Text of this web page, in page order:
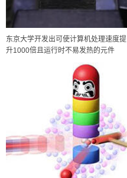
东京大学开发出可使计算机处理速度提
升1000倍且运行时不易发热的元件